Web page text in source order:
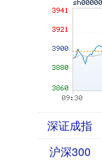
深证成指
沪深300